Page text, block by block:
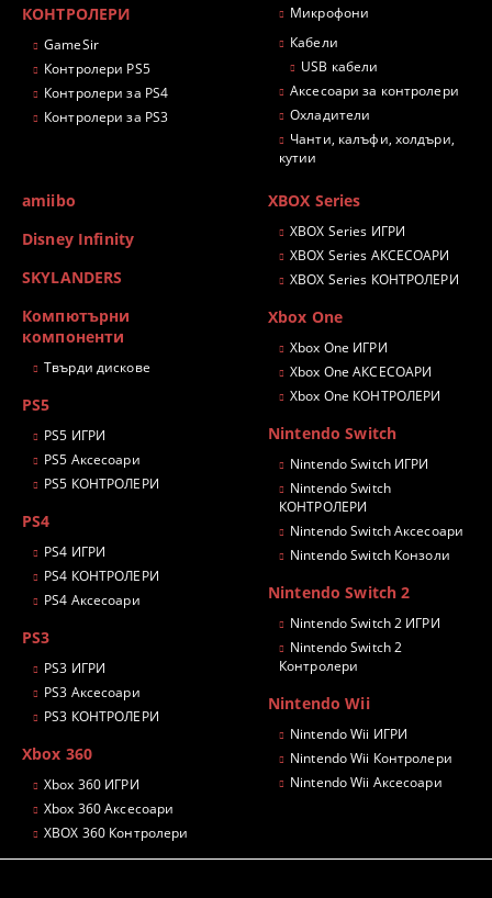
КОНТРОЛЕРИ
GameSir
Контролери PS5
Контролери за PS4
Контролери за PS3
Микрофони
Кабели
USB кабели
Аксесоари за контролери
Охладители
Чанти, калъфи, холдъри,
кутии
amiibo
Disney Infinity
SKYLANDERS
Компютърни
компоненти
Твърди дискове
PS5
PS5 ИГРИ
PS5 Аксесоари
PS5 КОНТРОЛЕРИ
PS4
PS4 ИГРИ
PS4 КОНТРОЛЕРИ
PS4 Аксесоари
PS3
PS3 ИГРИ
PS3 Аксесоари
PS3 КОНТРОЛЕРИ
Xbox 360
Xbox 360 ИГРИ
Xbox 360 Аксесоари
XBOX 360 Контролери
XBOX Series
XBOX Series ИГРИ
XBOX Series АКСЕСОАРИ
XBOX Series КОНТРОЛЕРИ
Xbox One
Xbox One ИГРИ
Xbox One АКСЕСОАРИ
Xbox One КОНТРОЛЕРИ
Nintendo Switch
Nintendo Switch ИГРИ
Nintendo Switch
КОНТРОЛЕРИ
Nintendo Switch Аксесоари
Nintendo Switch Конзоли
Nintendo Switch 2
Nintendo Switch 2 ИГРИ
Nintendo Switch 2
Контролери
Nintendo Wii
Nintendo Wii ИГРИ
Nintendo Wii Контролери
Nintendo Wii Аксесоари